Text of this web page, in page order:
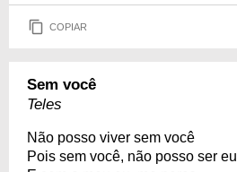
COPIAR
Sem você
Teles
Não posso viver sem você
Pois sem você, não posso ser eu